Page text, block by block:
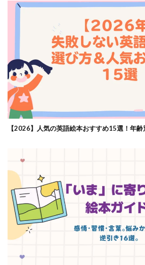
【2026】人気の英語絵本おすすめ15選！年